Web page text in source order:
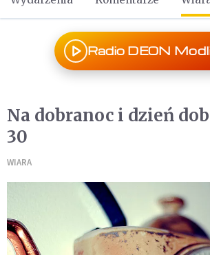
Radio DEON
Na dobranoc i dzień
30
WIARA